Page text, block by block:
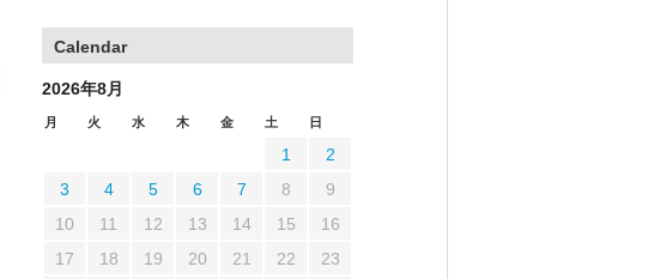
Calendar
2026年8月
月 火 水 木 金 土 日
1
2
3
4 5 6 7 8
9
10
11 12 13 14 15
16
17
18 19 20 21 22
23